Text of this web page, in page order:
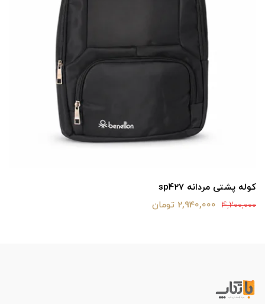
کوله پشتی مردانه sp427
4,200,000 2,940,000 تومان